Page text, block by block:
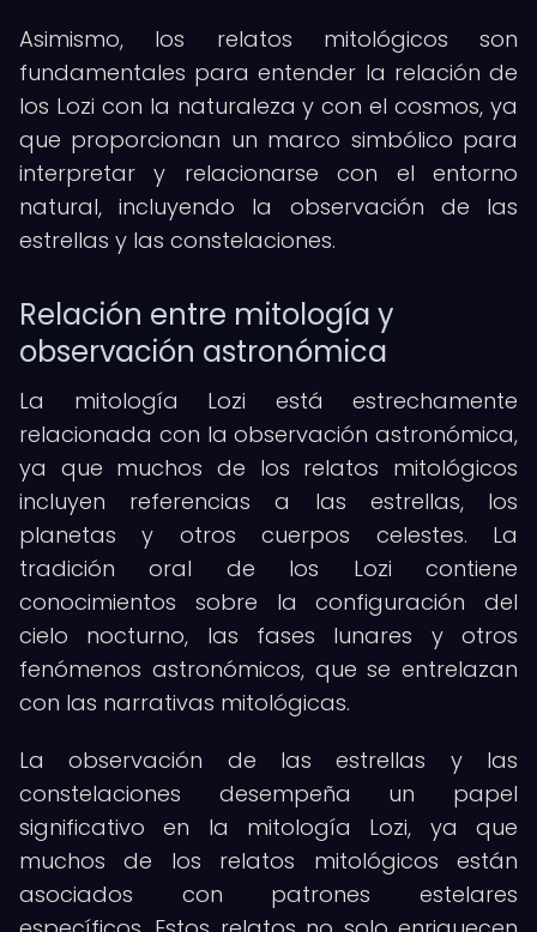
Asimismo, los relatos mitológicos son
fundamentales para entender la relación de
los Lozi con la naturaleza y con el cosmos, ya
que proporcionan un marco simbólico para
interpretar y relacionarse con el entorno
natural, incluyendo la observación de las
estrellas y las constelaciones.
Relación entre mitología y
observación astronómica
La mitología Lozi está estrechamente
relacionada con la observación astronómica,
ya que muchos de los relatos mitológicos
incluyen referencias a las estrellas, los
planetas y otros cuerpos celestes. La
tradición oral de los Lozi contiene
conocimientos sobre la configuración del
cielo nocturno, las fases lunares y otros
fenómenos astronómicos, que se entrelazan
con las narrativas mitológicas.
La observación de las estrellas y las
constelaciones desempeña un papel
significativo en la mitología Lozi, ya que
muchos de los relatos mitológicos están
asociados con patrones estelares